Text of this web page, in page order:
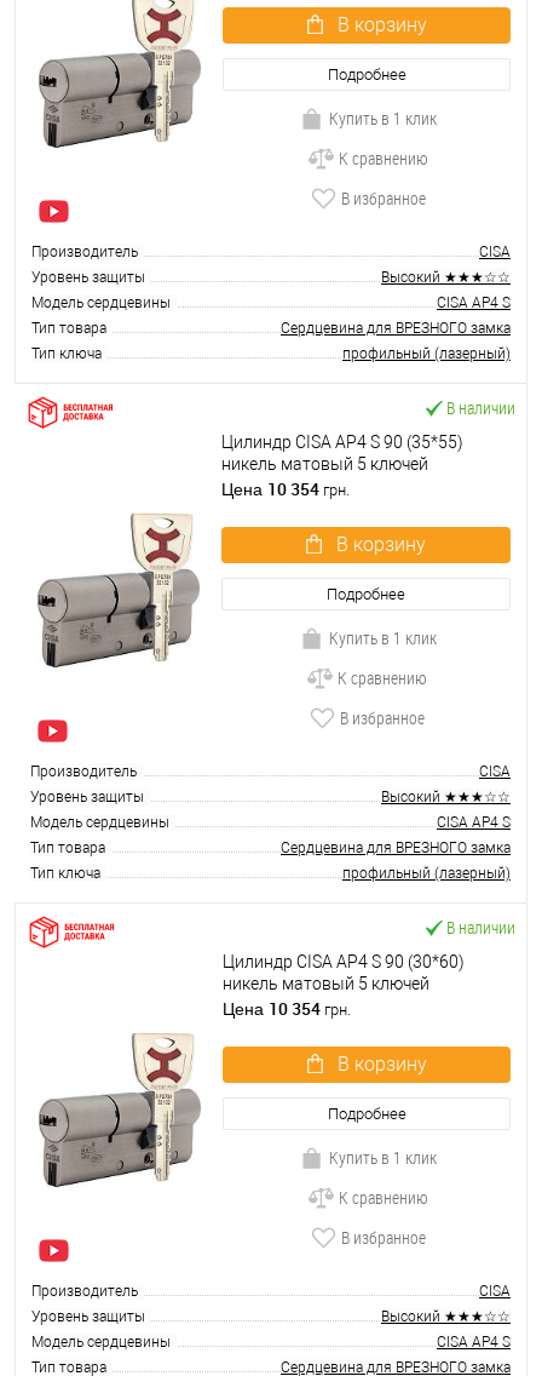
В корзину
Подробнее
Купить в 1 клик
К сравнению
В избранное
Производитель
CISA
Уровень защиты
Высокий ★★★☆☆
Модель сердцевины
CISA AP4 S
Тип товара
Сердцевина для ВРЕЗНОГО замка
Тип ключа
профильный (лазерный)
В наличии
Цилиндр CISA AP4 S 90 (35*55)
никель матовый 5 ключей
Цена 10 354 грн.
В корзину
Подробнее
Купить в 1 клик
К сравнению
В избранное
Производитель
CISA
Уровень защиты
Высокий ★★★☆☆
Модель сердцевины
CISA AP4 S
Тип товара
Сердцевина для ВРЕЗНОГО замка
Тип ключа
профильный (лазерный)
В наличии
Цилиндр CISA AP4 S 90 (30*60)
никель матовый 5 ключей
Цена 10 354 грн.
В корзину
Подробнее
Купить в 1 клик
К сравнению
В избранное
Производитель
CISA
Уровень защиты
Высокий ★★★☆☆
Модель сердцевины
CISA AP4 S
Тип товара
Сердцевина для ВРЕЗНОГО замка